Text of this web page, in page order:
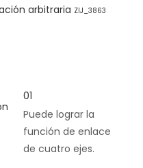
arbitraria ZIJ_3863
01
Puede lograr la
función de enlace
de cuatro ejes.